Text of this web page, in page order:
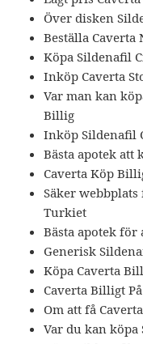
Över disken
Beställa
Köpa Sildenafil
Inköp Caverta
Var man kan
Billig
Inköp Sildenafil
Bästa apotek att
Caverta Köp
Säker
Turkiet
Bästa apotek för
Generisk
Köpa Caverta
Caverta Billigt
Om att få
Var du kan